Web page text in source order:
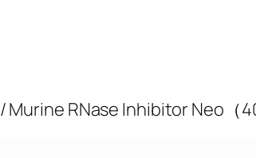
/ Murine RNase Inhibitor Neo（